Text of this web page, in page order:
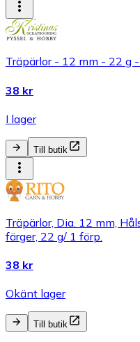
Träpärlor - 12 mm - 22 g
38 kr
I lager
Till butik
Träpärlor, Dia. 12 mm,
färger, 22 g/ 1 förp.
38 kr
Okänt lager
Till butik